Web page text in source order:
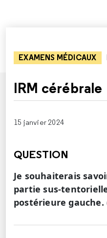
EXAMENS MÉDICAUX
IRM cérébrale
15 janvier 2024
QUESTION
Je souhaiterais
partie sus-
postérieure gauche.